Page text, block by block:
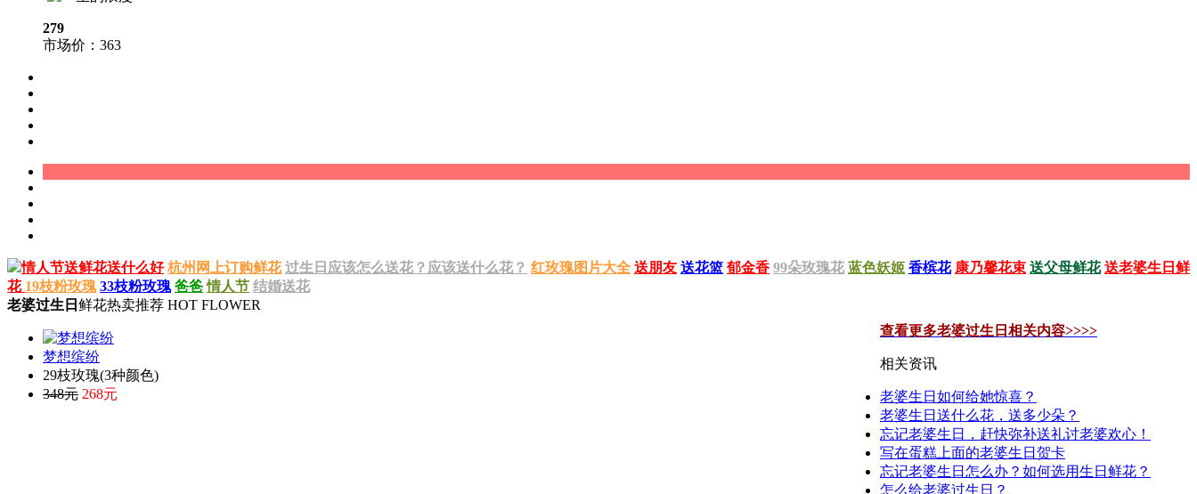
279
市场价： 363
情人节送鲜花送什么好 杭州网上订购鲜花 过生日应该怎么送花？应该送什么花？ 红玫瑰图片大全 送朋友 送花篮 郁金香 99朵玫瑰花 蓝色妖姬 香槟花 康乃馨花束 送父母鲜花 送老婆生日鲜
花 19枝粉玫瑰 33枝粉玫瑰 爸爸 情人节 结婚送花
老婆过生日 鲜花热卖推荐 HOT FLOWER
梦想缤纷
29枝玫瑰(3种颜色)
348元 268元
查看更多老婆过生日相关内容>>>>
相关资讯
老婆生日如何给她惊喜？
老婆生日送什么花，送多少朵？
忘记老婆生日，赶快弥补送礼讨老婆欢心！
写在蛋糕上面的老婆生日贺卡
忘记老婆生日怎么办？如何选用生日鲜花？
怎么给老婆过生日？